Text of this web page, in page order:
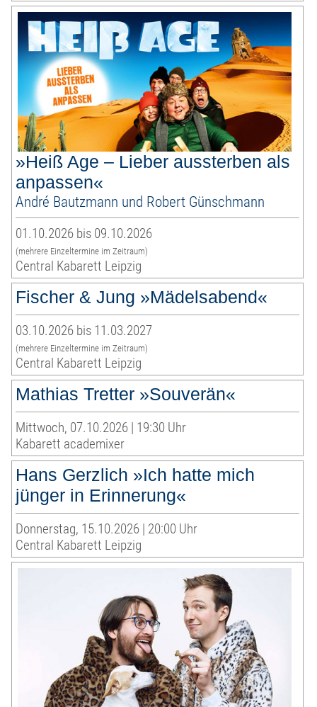
»Heiß Age – Lieber aussterben als
anpassen«
André Bautzmann und Robert Günschmann
01.10.2026 bis 09.10.2026
(mehrere Einzeltermine im Zeitraum)
Central Kabarett Leipzig
Fischer & Jung »Mädelsabend«
03.10.2026 bis 11.03.2027
(mehrere Einzeltermine im Zeitraum)
Central Kabarett Leipzig
Mathias Tretter »Souverän«
Mittwoch, 07.10.2026 | 19:30 Uhr
Kabarett academixer
Hans Gerzlich »Ich hatte mich
jünger in Erinnerung«
Donnerstag, 15.10.2026 | 20:00 Uhr
Central Kabarett Leipzig